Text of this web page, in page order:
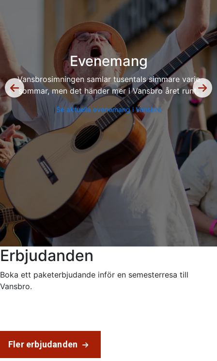
Sevärdheter och besöksmål
Utforska Vansbros mest fascinerande sevärdheter.
Allt från Snöå Bruk till natur, kultur och
hembygdsgårdar.
Upptäck Vansbro här
Erbjudanden
Boka ett paketerbjudande inför en semesterresa till
Vansbro.
Fler erbjudanden